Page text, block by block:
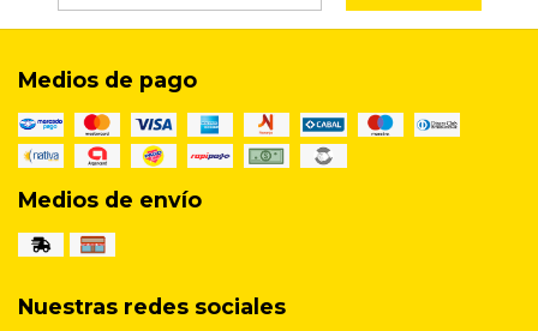
Medios de pago
Medios de envío
Nuestras redes sociales